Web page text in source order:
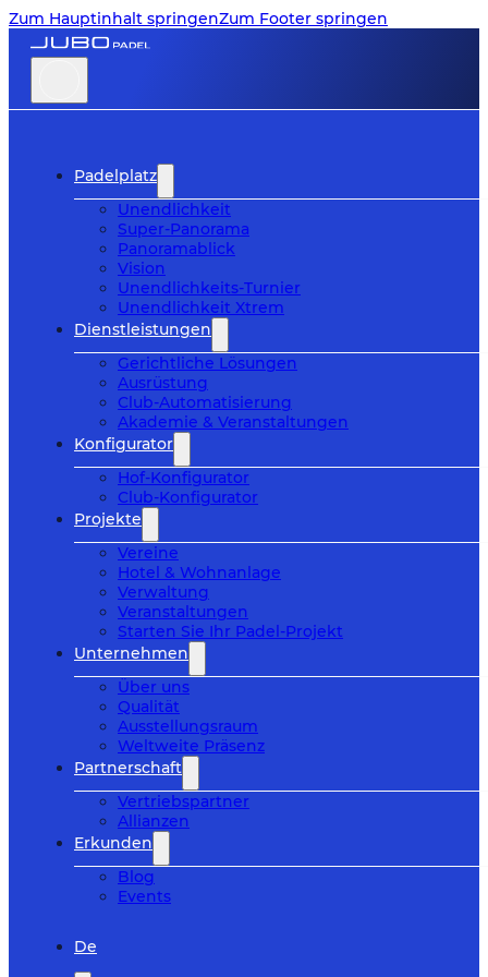
Zum Hauptinhalt springenZum Footer springen
Padelplatz
Unendlichkeit
Super-Panorama
Panoramablick
Vision
Unendlichkeits-Turnier
Unendlichkeit Xtrem
Dienstleistungen
Gerichtliche Lösungen
Ausrüstung
Club-Automatisierung
Akademie & Veranstaltungen
Konfigurator
Hof-Konfigurator
Club-Konfigurator
Projekte
Vereine
Hotel & Wohnanlage
Verwaltung
Veranstaltungen
Starten Sie Ihr Padel-Projekt
Unternehmen
Über uns
Qualität
Ausstellungsraum
Weltweite Präsenz
Partnerschaft
Vertriebspartner
Allianzen
Erkunden
Blog
Events
De